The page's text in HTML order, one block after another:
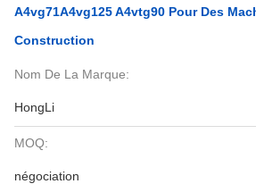
A4vg71A4vg125 A4vtg90 Pour Des
Construction
Nom De La Marque:
HongLi
MOQ:
négociation